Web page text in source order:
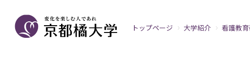
トップページ 大学紹介 看護教